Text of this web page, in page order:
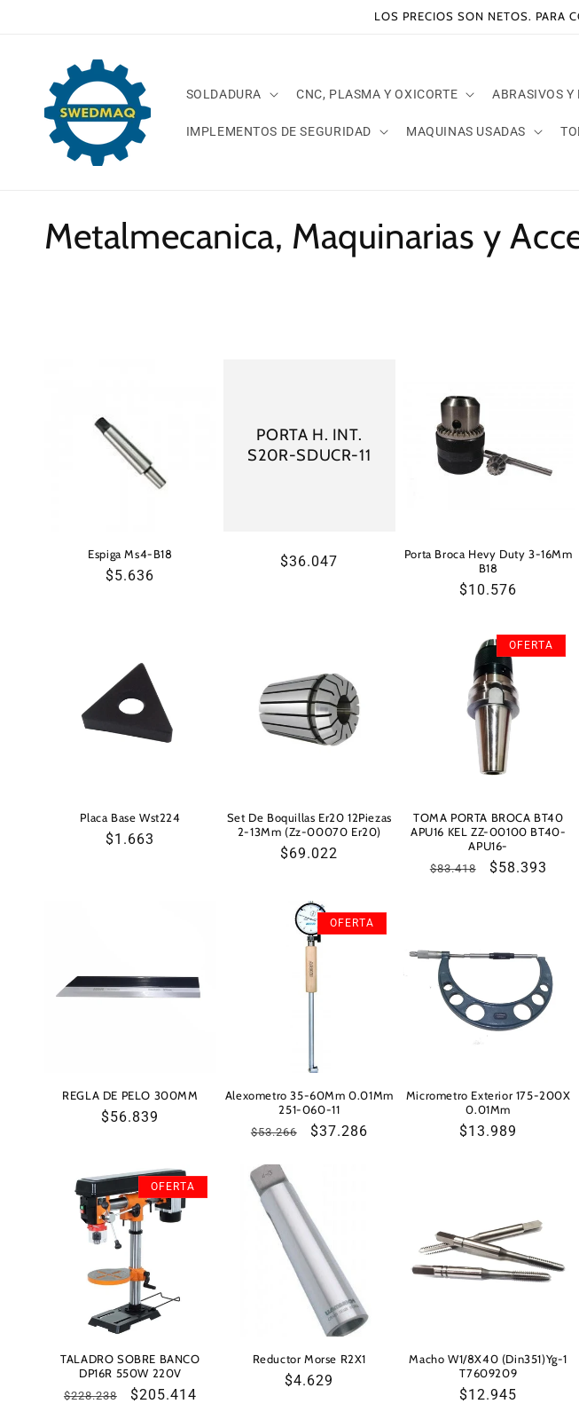
LOS PRECIOS SON NETOS. PARA
SOLDADURA CNC, PLASMA Y OXICORTE ABRASIVOS Y
IMPLEMENTOS DE SEGURIDAD MAQUINAS USADAS
C
Metalmecanica, Maquinarias y
Espiga Ms4-B18
Precio
$5.636
PORTA H. INT.
S20R-SDUCR-11
Precio
$36.047
Porta Broca Hevy Duty 3-16Mm
B18
Precio
$10.576
Placa Base Wst224
Precio
$1.663
Set De Boquillas Er20 12Piezas
2-13Mm (Zz-00070 Er20)
Precio
$69.022
OFERTA
TOMA PORTA BROCA BT40
APU16 KEL ZZ-00100 BT40-
APU16-
Precio
$83.418
Precio
$58.393
REGLA DE PELO 300MM
Precio
$56.839
OFERTA
Alexometro 35-60Mm 0.01Mm
251-060-11
Precio
$53.266
Precio
$37.286
Micrometro Exterior 175-200X
0.01Mm
Precio
$13.989
OFERTA
TALADRO SOBRE BANCO
DP16R 550W 220V
Precio
$228.238
Precio
$205.414
Reductor Morse R2X1
Precio
$4.629
Macho W1/8X40 (Din351)Yg-1
T7609209
Precio
$12.945